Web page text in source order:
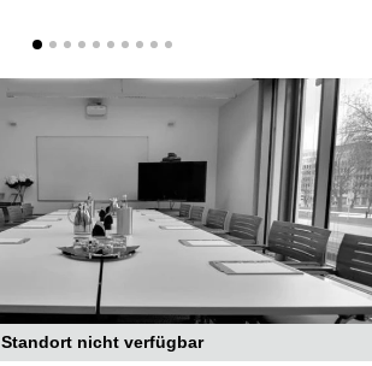
Standort nicht verfügbar